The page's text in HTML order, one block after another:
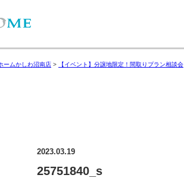
ームかしわ沼南店 > 【イベント】分譲地限定！間取りプラン相談会
2023.03.19
25751840_s